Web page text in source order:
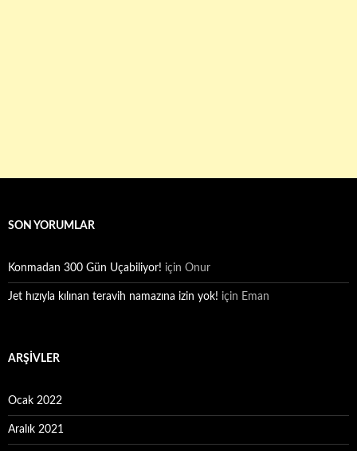
SON YORUMLAR
Konmadan 300 Gün Uçabiliyor! için Onur
Jet hızıyla kılınan teravih namazına izin yok! için Eman
ARŞIVLER
Ocak 2022
Aralık 2021